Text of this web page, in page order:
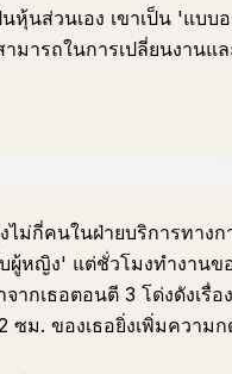
นหุ้นส่วนเอง เขาเป็น 'แบ
มารถในการเปลี่ยนงานแ
ม่กี่คนในฝ่ายบริการทาง
ผู้หญิง' แต่ชั่วโมงทำงานข
จากเธอตอนตี 3 โด่งดังเ
ซม. ของเธอยิ่งเพิ่มความ